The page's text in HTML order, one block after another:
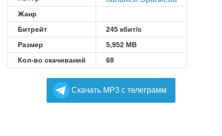
Жанр
Битрейт
245 кбит/с
Размер
5,952 MB
Кол-во скачиваний
68
Cкачать MP3 с телеграмм